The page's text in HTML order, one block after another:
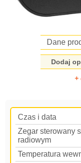
Dane
Dodaj
+
Czas i data
Zegar sterowany
radiowym
Temperatura